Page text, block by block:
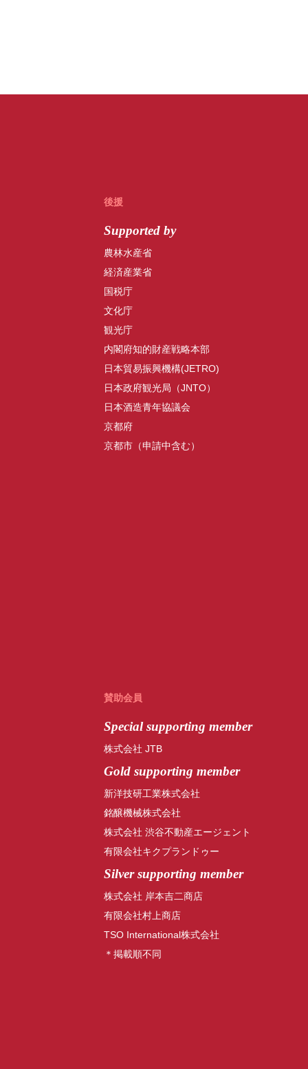
後援
Supported by
農林水産省
経済産業省
国税庁
文化庁
観光庁
内閣府知的財産戦略本部
日本貿易振興機構(JETRO)
日本政府観光局（JNTO）
日本酒造青年協議会
京都府
京都市（申請中含む）
賛助会員
Specialsupporting member
株式会社 JTB
Gold supporting member
新洋技研工業株式会社
銘醸機械株式会社
株式会社 渋谷不動産エージェント
有限会社キクプランドゥー
Silver supporting member
株式会社 岸本吉二商店
有限会社村上商店
TSO International株式会社
＊掲載順不同